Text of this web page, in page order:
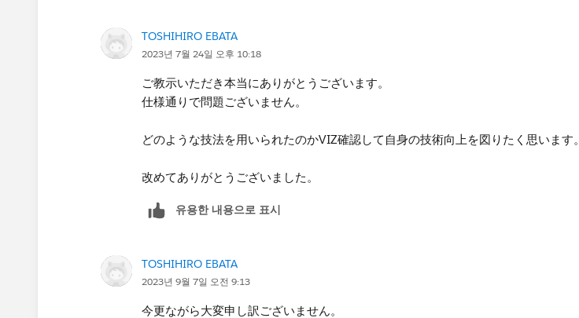
TOSHIHIRO EBATA
2023년 7월 24일 오후 10:18
ご教示いただき本当にありがとうございます。
仕様通りで問題ございません。
どのような技法を用いられたのかVIZ確認して自身の技術向上を図りたく思います。
改めてありがとうございました。
유용한 내용으로 표시
TOSHIHIRO EBATA
2023년 9월 7일 오전 9:13
今更ながら大変申し訳ございません。